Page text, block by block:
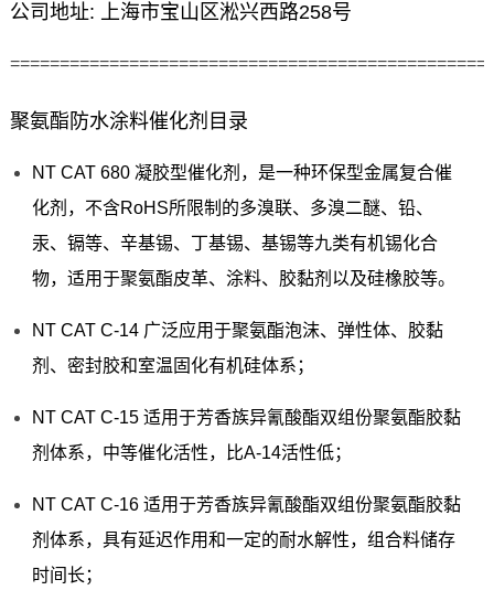
公司地址: 上海市宝山区淞兴西路258号
聚氨酯防水涂料催化剂目录
NT CAT 680 凝胶型催化剂，是一种环保型金属复合催
化剂，不含RoHS所限制的多溴联、多溴二醚、铅、
汞、镉等、辛基锡、丁基锡、基锡等九类有机锡化合
物，适用于聚氨酯皮革、涂料、胶黏剂以及硅橡胶等。
NT CAT C-14 广泛应用于聚氨酯泡沫、弹性体、胶黏
剂、密封胶和室温固化有机硅体系；
NT CAT C-15 适用于芳香族异氰酸酯双组份聚氨酯胶黏
剂体系，中等催化活性，比A-14活性低；
NT CAT C-16 适用于芳香族异氰酸酯双组份聚氨酯胶黏
剂体系，具有延迟作用和一定的耐水解性，组合料储存
时间长；